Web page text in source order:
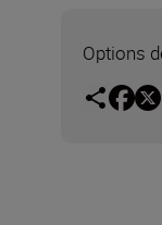
Options